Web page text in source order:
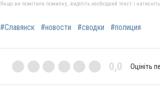
Якщо ви помітили помилку, виділіть необхідний текст і
#Славянск #новости #сводки #полиция
0,0 Оцініть